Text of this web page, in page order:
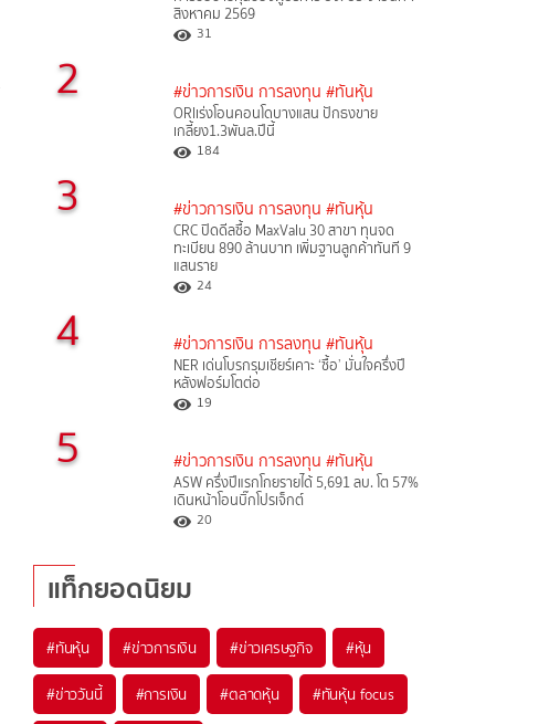
สิงหาคม 2569
31
2 #ข่าวการเงิน การลงทุน #ทันหุ้น
ORIเร่งโอนคอนโดบางแสน ปักธงขาย
เกลี้ยง1.3พันล.ปีนี้
184
3 #ข่าวการเงิน การลงทุน #ทันหุ้น
CRC ปิดดีลซื้อ MaxValu 30 สาขา ทุนจด
ทะเบียน 890 ล้านบาท เพิ่มฐานลูกค้าทันที 9
แสนราย
24
4 #ข่าวการเงิน การลงทุน #ทันหุ้น
NER เด่นโบรกรุมเชียร์เคาะ ‘ซื้อ’ มั่นใจครึ่งปี
หลังฟอร์มโตต่อ
19
5 #ข่าวการเงิน การลงทุน #ทันหุ้น
ASW ครึ่งปีแรกโกยรายได้ 5,691 ลบ. โต 57%
เดินหน้าโอนบิ๊กโปรเจ็กต์
20
แท็กยอดนิยม
#ทันหุ้น #ข่าวการเงิน #ข่าวเศรษฐกิจ #หุ้น
#ข่าววันนี้ #การเงิน #ตลาดหุ้น #ทันหุ้น focus